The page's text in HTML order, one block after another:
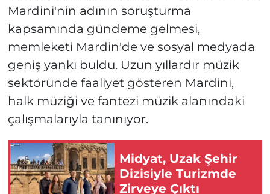
Mardini'nin adının soruşturma
kapsamında gündeme gelmesi,
memleketi Mardin'de ve sosyal medyada
geniş yankı buldu. Uzun yıllardır müzik
sektöründe faaliyet gösteren Mardini,
halk müziği ve fantezi müzik alanındaki
çalışmalarıyla tanınıyor.
Midyat, Uzak Şehir
Dizisiyle Turizmde
Zirveye Çıktı